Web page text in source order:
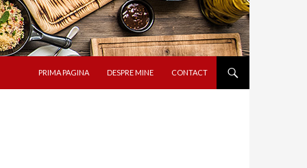
PRIMA PAGINA
DESPRE MINE CONTACT